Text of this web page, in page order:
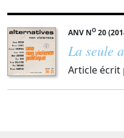
ANV NO 20
La seule
Article écrit